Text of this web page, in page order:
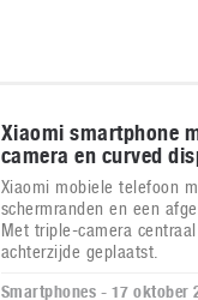
Xiaomi smartphone
camera en curved
Xiaomi mobiele telefoon
schermranden en een
Met triple-camera
achterzijde geplaatst.
Smartphones - 17 oktober